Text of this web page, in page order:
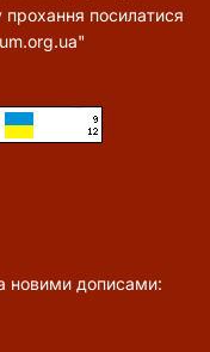
посилатися
новими дописами: